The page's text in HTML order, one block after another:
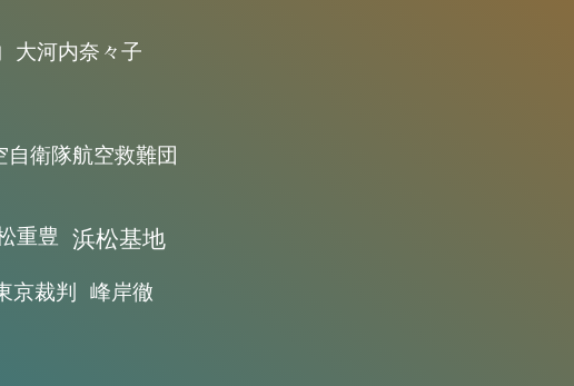
大河内奈々子
自衛隊航空救難団
重豊 浜松基地
京裁判 峰岸徹